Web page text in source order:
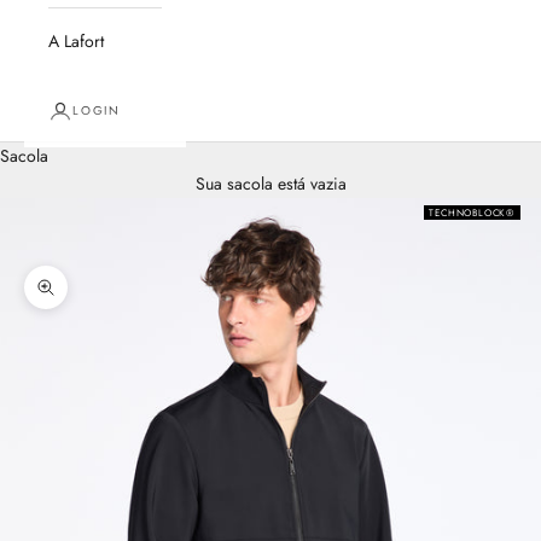
A Lafort
LOGIN
Sacola
Sua sacola está vazia
TECHNOBLOCK®
Zoom na imagem